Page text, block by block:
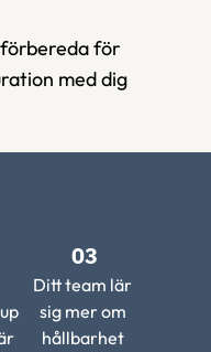
för
med dig
03
Ditt team lär
sig mer om
hållbarhet